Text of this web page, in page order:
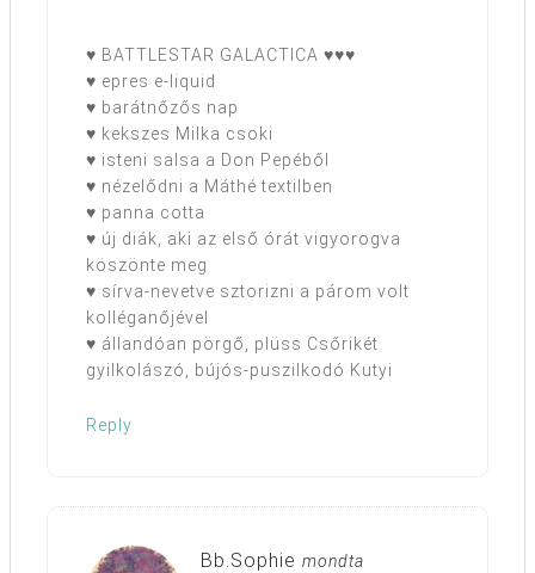
♥ BATTLESTAR GALACTICA ♥♥♥
♥ epres e-liquid
♥ barátnőzős nap
♥ kekszes Milka csoki
♥ isteni salsa a Don Pepéből
♥ nézelődni a Máthé textilben
♥ panna cotta
♥ új diák, aki az első órát vigyorogva
köszönte meg
♥ sírva-nevetve sztorizni a párom volt
kolléganőjével
♥ állandóan pörgő, plüss Csőrikét
gyilkolászó, bújós-puszilkodó Kutyi
Reply
Bb.Sophie mondta